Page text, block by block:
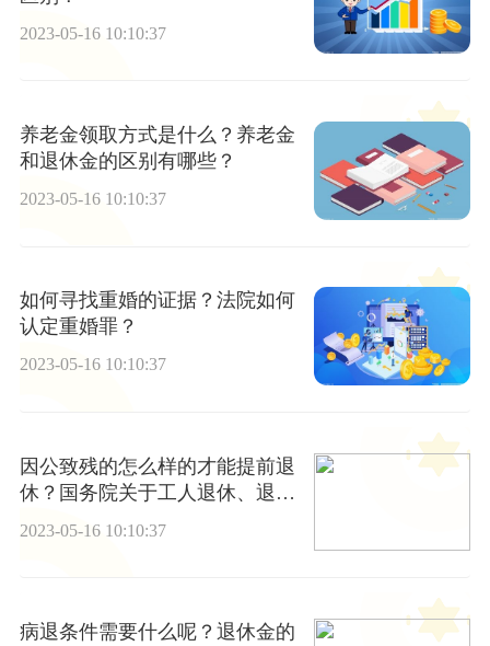
2023-05-16 10:10:37
养老金领取方式是什么？养老金
和退休金的区别有哪些？
2023-05-16 10:10:37
如何寻找重婚的证据？法院如何
认定重婚罪？
2023-05-16 10:10:37
因公致残的怎么样的才能提前退
休？国务院关于工人退休、退职
2023-05-16 10:10:37
病退条件需要什么呢？退休金的